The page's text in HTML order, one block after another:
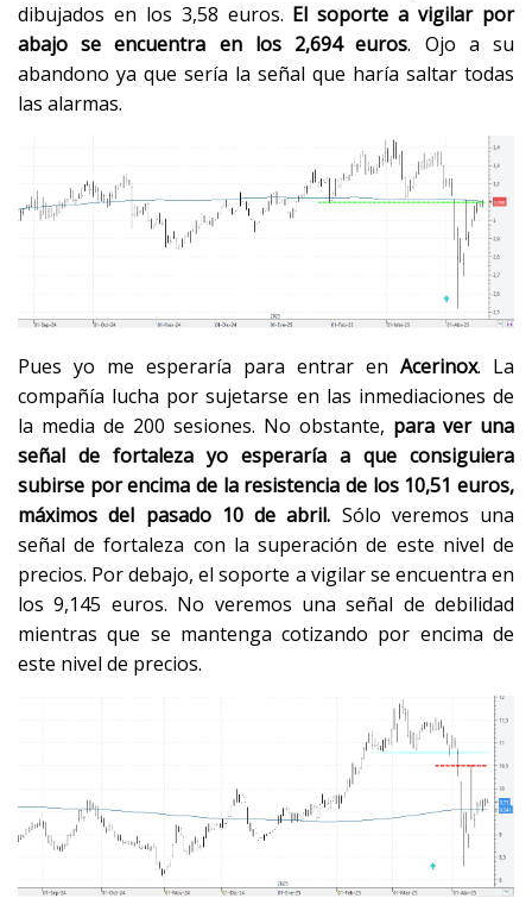
dibujados en los 3,58 euros. El soporte a vigilar por
abajo se encuentra en los 2,694 euros. Ojo a su
abandono ya que sería la señal que haría saltar todas
las alarmas.
Pues yo me esperaría para entrar en Acerinox. La
compañía lucha por sujetarse en las inmediaciones de
la media de 200 sesiones. No obstante, para ver una
señal de fortaleza yo esperaría a que consiguiera
subirse por encima de la resistencia de los 10,51 euros,
máximos del pasado 10 de abril. Sólo veremos una
señal de fortaleza con la superación de este nivel de
precios. Por debajo, el soporte a vigilar se encuentra en
los 9,145 euros. No veremos una señal de debilidad
mientras que se mantenga cotizando por encima de
este nivel de precios.